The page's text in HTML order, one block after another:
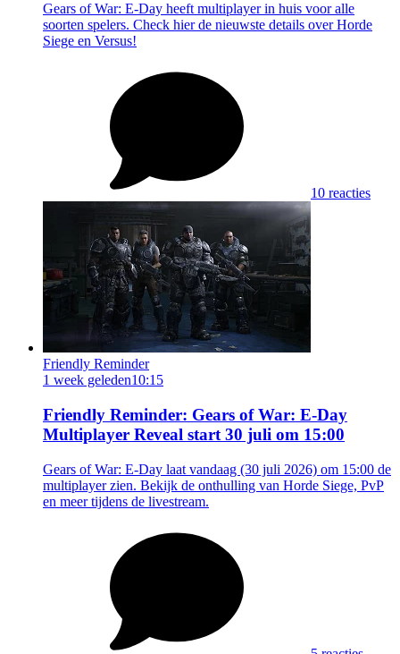
Gears of War: E-Day heeft multiplayer in huis voor alle
soorten spelers. Check hier de nieuwste details over Horde
Siege en Versus!
10 reacties
Friendly Reminder
1 week geleden10:15
Friendly Reminder: Gears of War: E-Day
Multiplayer Reveal start 30 juli om 15:00
Gears of War: E-Day laat vandaag (30 juli 2026) om 15:00 de
multiplayer zien. Bekijk de onthulling van Horde Siege, PvP
en meer tijdens de livestream.